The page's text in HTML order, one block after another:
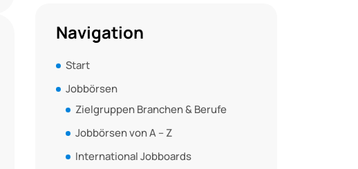
Navigation
Start
Jobbörsen
Zielgruppen Branchen & Berufe
Jobbörsen von A – Z
International Jobboards